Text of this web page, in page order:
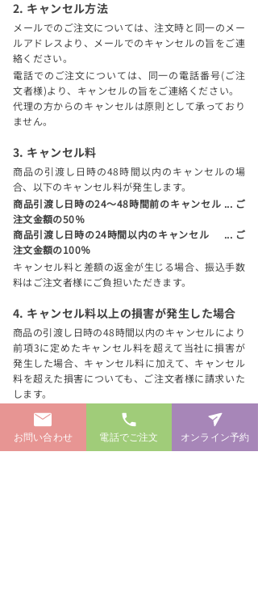
2. キャンセル方法
メールでのご注文については、注文時と同一のメー
ルアドレスより、メールでのキャンセルの旨をご連
絡ください。
電話でのご注文については、同一の電話番号(ご注
文者様)より、キャンセルの旨をご連絡ください。
代理の方からのキャンセルは原則として承っており
ません。
3. キャンセル料
商品の引渡し日時の48時間以内のキャンセルの場
合、以下のキャンセル料が発生します。
商品引渡し日時の24～48時間前のキャンセル ... ご
注文金額の50％
商品引渡し日時の24時間以内のキャンセル ... ご
注文金額の100％
キャンセル料と差額の返金が生じる場合、振込手数
料はご注文者様にご負担いただきます。
4. キャンセル料以上の損害が発生した場合
商品の引渡し日時の48時間以内のキャンセルにより
前項3に定めたキャンセル料を超えて当社に損害が
発生した場合、キャンセル料に加えて、キャンセル
料を超えた損害についても、ご注文者様に請求いた
します。
5. 利用制限
商品の引渡し日時の48時間以内のキャンセルをした
お問い合わせ 電話でご注文 オンライン予約